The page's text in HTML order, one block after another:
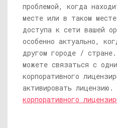
проблемой, когда
месте или в таком
доступа к сети вашей
особенно актуально,
другом городе /
можете связаться с
корпоративного
активировать лицензию.
корпоративного